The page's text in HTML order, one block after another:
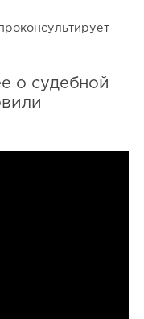
о судебной